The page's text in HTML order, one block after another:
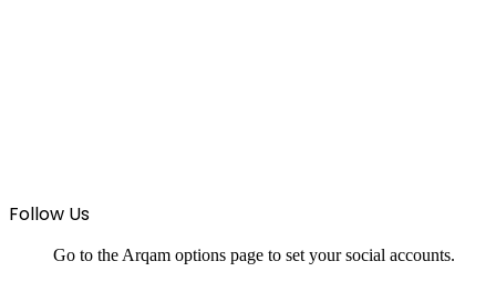
Follow Us
Go to the Arqam options page to set your social accounts.